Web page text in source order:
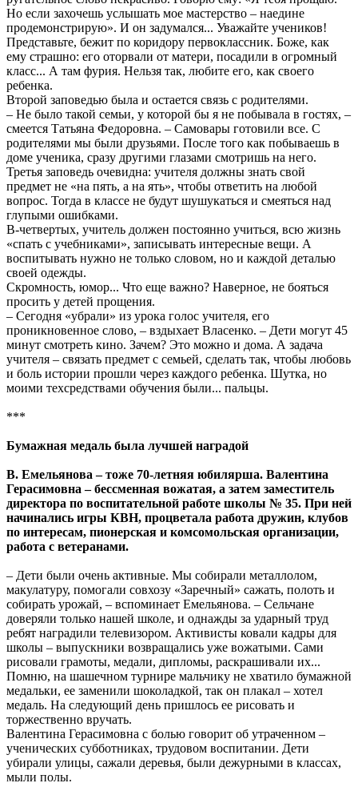
Но если захочешь услышать мое мастерство – наедине
продемонстрирую». И он задумался... Уважайте учеников!
Представьте, бежит по коридору первоклассник. Боже, как
ему страшно: его оторвали от матери, посадили в огромный
класс... А там фурия. Нельзя так, любите его, как своего
ребенка.
Второй заповедью была и остается связь с родителями.
– Не было такой семьи, у которой бы я не побывала в гостях, –
смеется Татьяна Федоровна. – Самовары готовили все. С
родителями мы были друзьями. После того как побываешь в
доме ученика, сразу другими глазами смотришь на него.
Третья заповедь очевидна: учителя должны знать свой
предмет не «на пять, а на ять», чтобы ответить на любой
вопрос. Тогда в классе не будут шушукаться и смеяться над
глупыми ошибками.
В-четвертых, учитель должен постоянно учиться, всю жизнь
«спать с учебниками», записывать интересные вещи. А
воспитывать нужно не только словом, но и каждой деталью
своей одежды.
Скромность, юмор... Что еще важно? Наверное, не бояться
просить у детей прощения.
– Сегодня «убрали» из урока голос учителя, его
проникновенное слово, – вздыхает Власенко. – Дети могут 45
минут смотреть кино. Зачем? Это можно и дома. А задача
учителя – связать предмет с семьей, сделать так, чтобы любовь
и боль истории прошли через каждого ребенка. Шутка, но
моими техсредствами обучения были... пальцы.
***
Бумажная медаль была лучшей наградой
В. Емельянова – тоже 70-летняя юбилярша. Валентина
Герасимовна – бессменная вожатая, а затем заместитель
директора по воспитательной работе школы № 35. При ней
начинались игры КВН, процветала работа дружин, клубов
по интересам, пионерская и комсомольская организации,
работа с ветеранами.
– Дети были очень активные. Мы собирали металлолом,
макулатуру, помогали совхозу «Заречный» сажать, полоть и
собирать урожай, – вспоминает Емельянова. – Сельчане
доверяли только нашей школе, и однажды за ударный труд
ребят наградили телевизором. Активисты ковали кадры для
школы – выпускники возвращались уже вожатыми. Сами
рисовали грамоты, медали, дипломы, раскрашивали их...
Помню, на шашечном турнире мальчику не хватило бумажной
медальки, ее заменили шоколадкой, так он плакал – хотел
медаль. На следующий день пришлось ее рисовать и
торжественно вручать.
Валентина Герасимовна с болью говорит об утраченном –
ученических субботниках, трудовом воспитании. Дети
убирали улицы, сажали деревья, были дежурными в классах,
мыли полы.